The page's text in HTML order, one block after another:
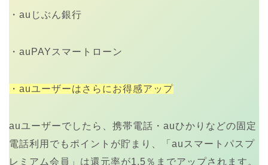
・auじぶん銀行
・auPAYスマートローン
・auユーザーはさらにお得感アップ
auユーザーでしたら、携帯電話・auひかりなどの固定
電話利用でもポイントが貯まり、「auスマートパスプ
レミアム会員」は還元率が1.5％までアップされます。